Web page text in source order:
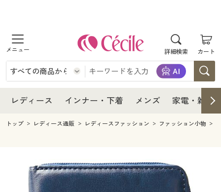
詳細検索 カート
商品を探す
レディース
レディースファッション
インナー・下着
インナー・下着通販すべて
メンズ下着
メンズ
メンズファッション
家電・雑貨すべて
寝具・インテリア・家具
レディース インナー・下着 メンズ 家電・雑貨
レディース
レディース通販すべて
レディースファッション
インナー・下着
インナー・下着通販すべて
ジュニア・ティーンズ下着
メンズ
メンズ下着
寝具・インテリア・家具通販すべて
美容・健康
トップ レディース通販 レディースファッション ファッション小物